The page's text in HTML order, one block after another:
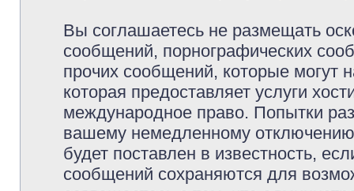
Вы соглашаетесь не размещать
сообщений, порнографических
прочих сообщений, которые могут
которая предоставляет услуги
международное право. Попытки
вашему немедленному
будет поставлен в известность,
сообщений сохраняются для